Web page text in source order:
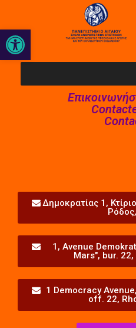
Open toolbar
Δημοκρατίας 1,
1, Avenue
Mars", bur.
1 Democracy
off. 22,